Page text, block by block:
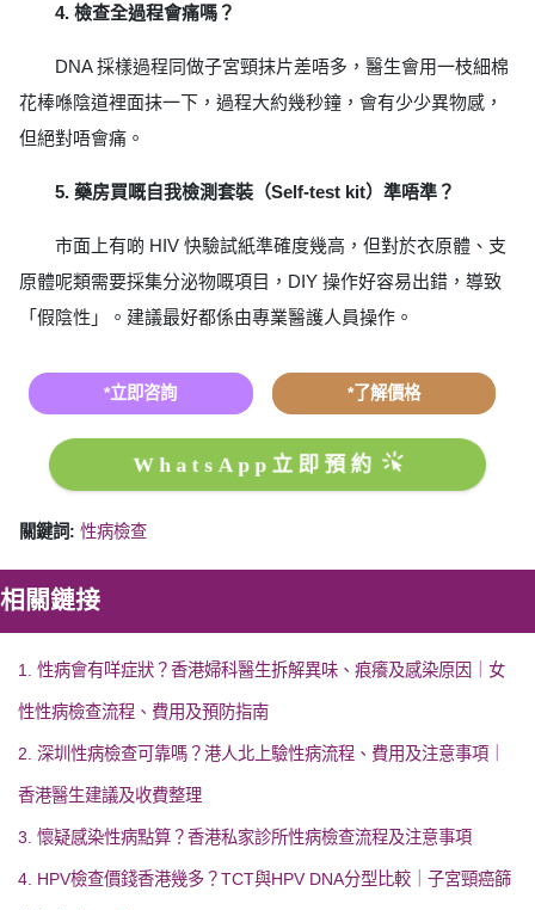
4. 檢查全過程會痛嗎？
DNA 採樣過程同做子宮頸抹片差唔多，醫生會用一枝細棉
花棒喺陰道裡面抹一下，過程大約幾秒鐘，會有少少異物感，
但絕對唔會痛。
5. 藥房買嘅自我檢測套裝（Self-test kit）準唔準？
市面上有啲 HIV 快驗試紙準確度幾高，但對於衣原體、支
原體呢類需要採集分泌物嘅項目，DIY 操作好容易出錯，導致
「假陰性」。建議最好都係由專業醫護人員操作。
*立即咨詢 *了解價格
WhatsApp立即預約
關鍵詞: 性病檢查
相關鏈接
1. 性病會有咩症狀？香港婦科醫生拆解異味、痕癢及感染原因｜女
性性病檢查流程、費用及預防指南
2. 深圳性病檢查可靠嗎？港人北上驗性病流程、費用及注意事項｜
香港醫生建議及收費整理
3. 懷疑感染性病點算？香港私家診所性病檢查流程及注意事項
4. HPV檢查價錢香港幾多？TCT與HPV DNA分型比較｜子宮頸癌篩